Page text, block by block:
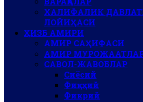
ХАЛИФАЛИК
ЛОЙИҲАСИ
ҲИЗБ АМИРИ
АМИР САҲИФАСИ
АМИР
САВОЛ-ЖАВОБЛАР
Сиёсий
Фиқҳий
Фикрий